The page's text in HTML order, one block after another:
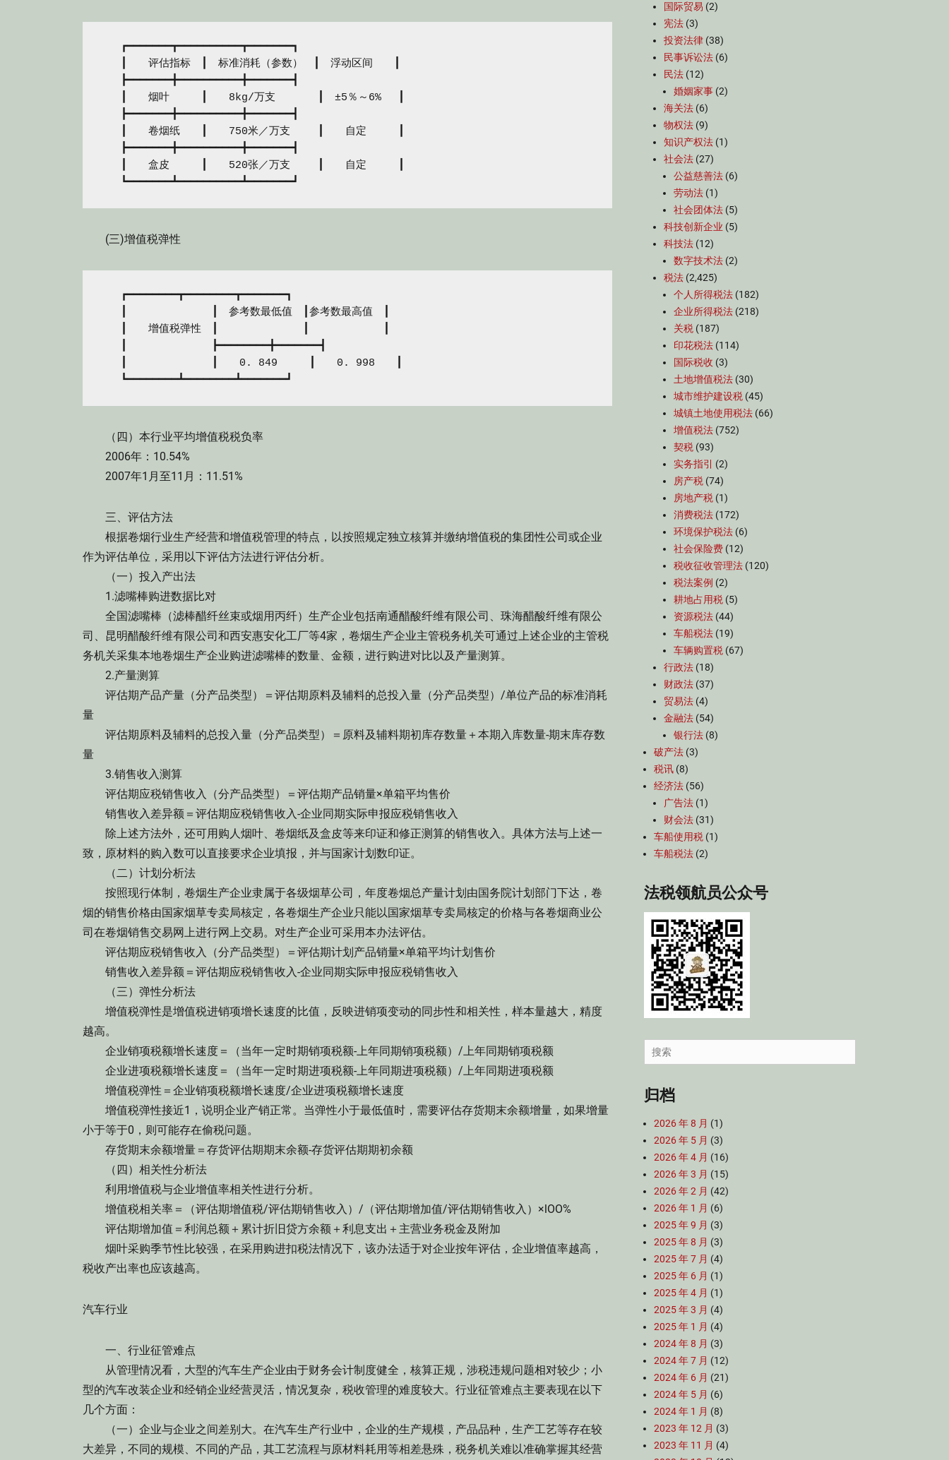
┏━━━━━━━┳━━━━━━━━━━┳━━━━━━━┓
┃　　评估指标　┃　标准消耗（参数）　┃　浮动区间　　┃
┣━━━━━━━╋━━━━━━━━━━╋━━━━━━━┫
┃　　烟叶　　　┃　　8kg/万支　　　　┃　±5％～6%　 ┃
┣━━━━━━━╋━━━━━━━━━━╋━━━━━━━┫
┃　　卷烟纸　　┃　　750米／万支　　 ┃　　自定　　　┃
┣━━━━━━━╋━━━━━━━━━━╋━━━━━━━┫
┃　　盒皮　　　┃　　520张／万支　　 ┃　　自定　　　┃
(三)增值税弹性
┏━━━━━━━━┳━━━━━━━━┳━━━━━━━┓
┃　　　　　　　　┃　参考数最低值　┃参考数最高值　┃
┃　　增值税弹性　┃　　　　　　　　┃　　　　　　　┃
┃　　　　　　　　┣━━━━━━━━╋━━━━━━━┫
┃　　　　　　　　┃　　0. 849　　　┃　　0. 998　　┃
（四）本行业平均增值税税负率
2006年：10.54%
2007年1月至11月：11.51%
三、评估方法
根据卷烟行业生产经营和增值税管理的特点，以按照规定独立核算并缴纳增值税的集团性公司或企业
作为评估单位，采用以下评估方法进行评估分析。
（一）投入产出法
1.滤嘴棒购进数据比对
全国滤嘴棒（滤棒醋纤丝束或烟用丙纤）生产企业包括南通醋酸纤维有限公司、珠海醋酸纤维有限公
司、昆明醋酸纤维有限公司和西安惠安化工厂等4家，卷烟生产企业主管税务机关可通过上述企业的主管税
务机关采集本地卷烟生产企业购进滤嘴棒的数量、金额，进行购进对比以及产量测算。
2.产量测算
评估期产品产量（分产品类型）＝评估期原料及辅料的总投入量（分产品类型）/单位产品的标准消耗
量
评估期原料及辅料的总投入量（分产品类型）＝原料及辅料期初库存数量＋本期入库数量-期末库存数
量
3.销售收入测算
评估期应税销售收入（分产品类型）＝评估期产品销量×单箱平均售价
销售收入差异额＝评估期应税销售收入-企业同期实际申报应税销售收入
除上述方法外，还可用购人烟叶、卷烟纸及盒皮等来印证和修正测算的销售收入。具体方法与上述一
致，原材料的购入数可以直接要求企业填报，并与国家计划数印证。
（二）计划分析法
按照现行体制，卷烟生产企业隶属于各级烟草公司，年度卷烟总产量计划由国务院计划部门下达，卷
烟的销售价格由国家烟草专卖局核定，各卷烟生产企业只能以国家烟草专卖局核定的价格与各卷烟商业公
司在卷烟销售交易网上进行网上交易。对生产企业可采用本办法评估。
评估期应税销售收入（分产品类型）＝评估期计划产品销量×单箱平均计划售价
销售收入差异额＝评估期应税销售收入-企业同期实际申报应税销售收入
（三）弹性分析法
增值税弹性是增值税进销项增长速度的比值，反映进销项变动的同步性和相关性，样本量越大，精度
越高。
企业销项税额增长速度＝（当年一定时期销项税额-上年同期销项税额）/上年同期销项税额
企业进项税额增长速度＝（当年一定时期进项税额-上年同期进项税额）/上年同期进项税额
增值税弹性＝企业销项税额增长速度/企业进项税额增长速度
增值税弹性接近1，说明企业产销正常。当弹性小于最低值时，需要评估存货期末余额增量，如果增量
小于等于0，则可能存在偷税问题。
存货期末余额增量＝存货评估期期末余额-存货评估期期初余额
（四）相关性分析法
利用增值税与企业增值率相关性进行分析。
增值税相关率＝（评估期增值税/评估期销售收入）/（评估期增加值/评估期销售收入）×lOO%
评估期增加值＝利润总额＋累计折旧贷方余额＋利息支出＋主营业务税金及附加
烟叶采购季节性比较强，在采用购进扣税法情况下，该办法适于对企业按年评估，企业增值率越高，
税收产出率也应该越高。
汽车行业
一、行业征管难点
从管理情况看，大型的汽车生产企业由于财务会计制度健全，核算正规，涉税违规问题相对较少；小
型的汽车改装企业和经销企业经营灵活，情况复杂，税收管理的难度较大。行业征管难点主要表现在以下
几个方面：
（一）企业与企业之间差别大。在汽车生产行业中，企业的生产规模，产品品种，生产工艺等存在较
大差异，不同的规模、不同的产品，其工艺流程与原材料耗用等相差悬殊，税务机关难以准确掌握其经营
国际贸易 (2)
宪法 (3)
投资法律 (38)
民事诉讼法 (6)
民法 (12)
婚姻家事 (2)
海关法 (6)
物权法 (9)
知识产权法 (1)
社会法 (27)
公益慈善法 (6)
劳动法 (1)
社会团体法 (5)
科技创新企业 (5)
科技法 (12)
数字技术法 (2)
税法 (2,425)
个人所得税法 (182)
企业所得税法 (218)
关税 (187)
印花税法 (114)
国际税收 (3)
土地增值税法 (30)
城市维护建设税 (45)
城镇土地使用税法 (66)
增值税法 (752)
契税 (93)
实务指引
(2)
房产税 (74)
房地产税 (1)
消费税法 (172)
环境保护税法 (6)
社会保险费 (12)
税收征收管理法 (120)
税法案例 (2)
耕地占用税 (5)
资源税法 (44)
车船税法 (19)
车辆购置税 (67)
行政法 (18)
财政法 (37)
贸易法 (4)
金融法 (54)
银行法 (8)
破产法 (3)
税讯 (8)
经济法 (56)
广告法 (1)
财会法 (31)
车船使用税 (1)
车船税法 (2)
法税领航员公众号
Search
for:
归档
2026 年 8 月 (1)
2026 年 5 月 (3)
2026 年 4 月 (16)
2026 年 3 月 (15)
2026 年 2 月 (42)
2026 年 1 月 (6)
2025 年 9 月 (3)
2025 年 8 月 (3)
2025 年 7 月 (4)
2025 年 6 月 (1)
2025 年 4 月 (1)
2025 年 3 月 (4)
2025 年 1 月 (4)
2024 年 8 月 (3)
2024 年 7 月 (12)
2024 年 6 月 (21)
2024 年 5 月 (6)
2024 年 1 月 (8)
2023 年 12 月 (3)
2023 年 11 月 (4)